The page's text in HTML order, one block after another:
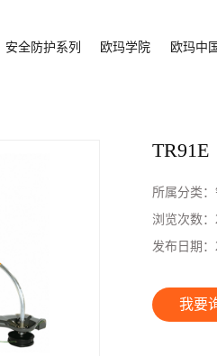
安全防护系列 欧玛学院 欧玛中
TR91E
所属分类：
浏览次数：
发布日期：
我要